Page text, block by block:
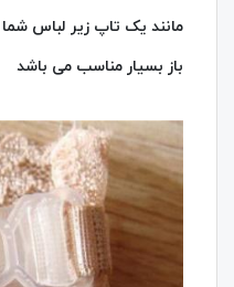
مانند یک تاپ زیر لباس
باز بسیار مناسب می باشد